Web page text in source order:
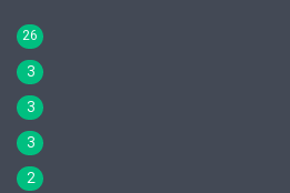
26
3
3
3
2